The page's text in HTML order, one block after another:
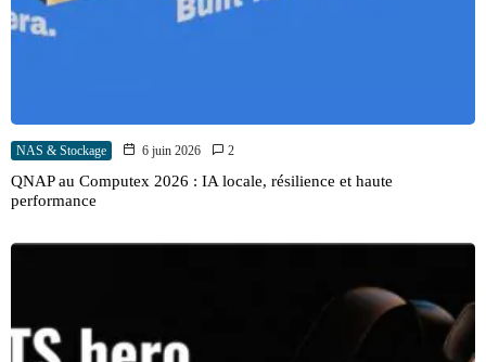
NAS & Stockage 6 juin 2026 2
QNAP au Computex 2026 : IA locale, résilience et haute
performance